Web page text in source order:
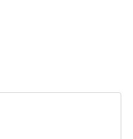
und Konstruktion aktiv
BLÜCHER zeigt, wie
Verantwortung in
werden kann.